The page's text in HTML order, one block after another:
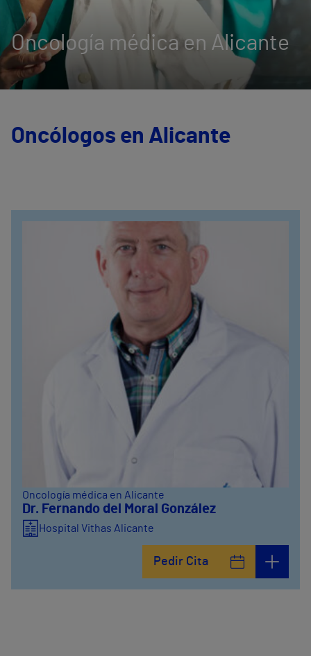
Oncología médica en Alicante
Oncólogos en Alicante
Oncología médica en Alicante
Dr. Fernando del Moral González
Hospital Vithas Alicante
Pedir Cita